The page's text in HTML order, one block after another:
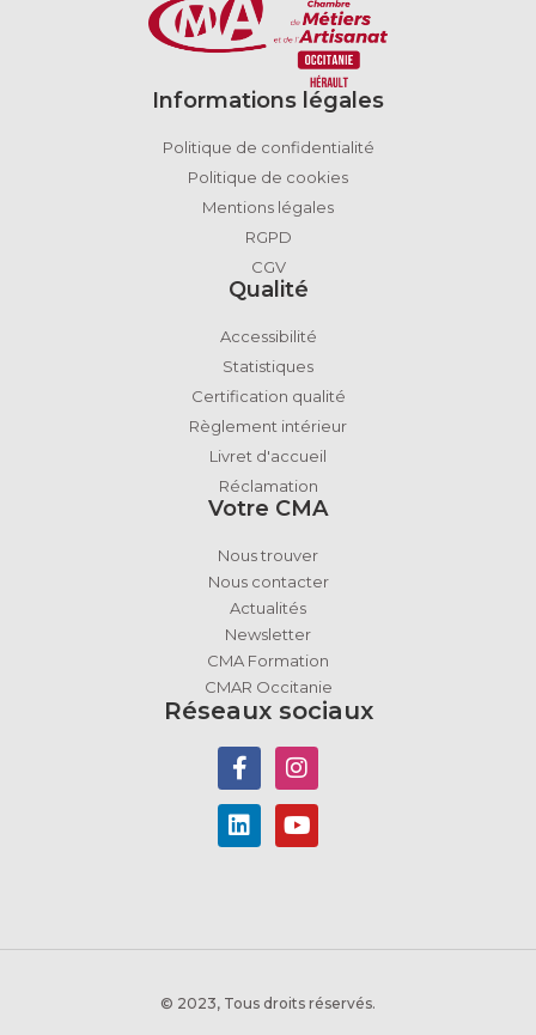
Informations légales
Politique de confidentialité
Politique de cookies
Mentions légales
RGPD
CGV
Qualité
Accessibilité
Statistiques
Certification qualité
Règlement intérieur
Livret d'accueil
Réclamation
Votre CMA
Nous trouver
Nous contacter
Actualités
Newsletter
CMA Formation
CMAR Occitanie
Réseaux sociaux
© 2023, Tous droits réservés.